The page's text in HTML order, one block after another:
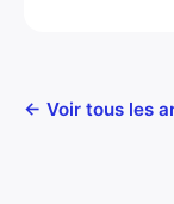
← Voir tous les